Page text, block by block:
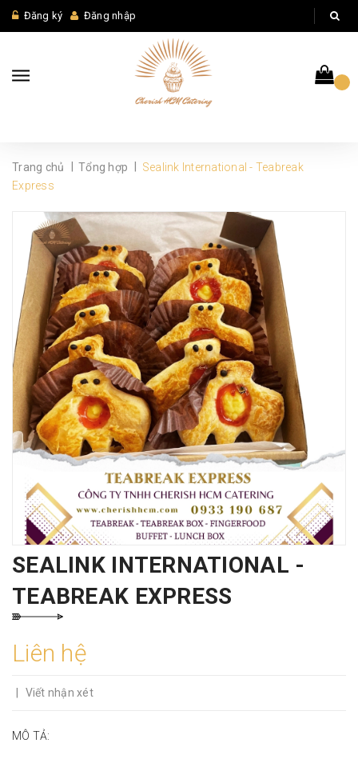
Đăng ký Đăng nhập
Trang chủ Tổng hợp
Sealink International - Teabreak
Express
SEALINK INTERNATIONAL -
TEABREAK EXPRESS
Liên hệ
Viết nhận xét
MÔ TẢ: